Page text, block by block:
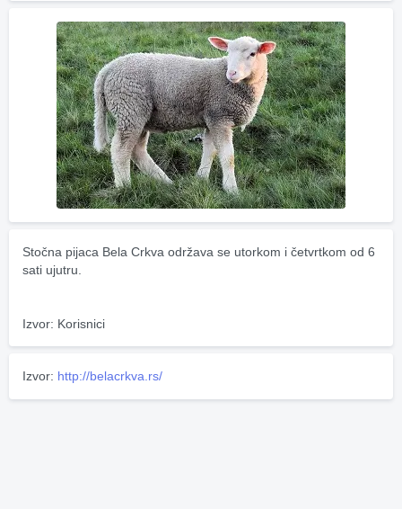
Stočna pijaca Bela Crkva održava se utorkom i četvrtkom od 6
sati ujutru.
Izvor: Korisnici
Izvor: http://belacrkva.rs/